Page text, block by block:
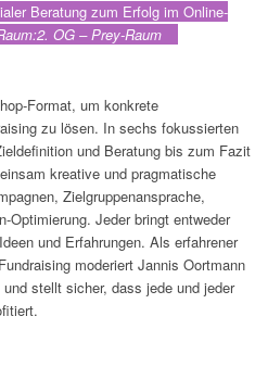
Beratung zum Erfolg im Online-
2. OG – Prey-Raum
Format, um konkrete
zu lösen. In sechs fokussierten
und Beratung bis zum Fazit
kreative und pragmatische
Zielgruppenansprache,
Optimierung. Jeder bringt entweder
und Erfahrungen. Als erfahrener
moderiert Jannis Oortmann
stellt sicher, dass jede und jeder